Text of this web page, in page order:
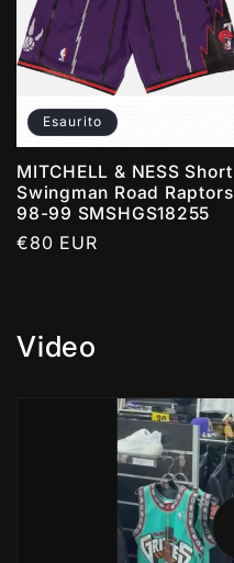
Esaurito
MITCHELL & NESS Short
Swingman Road Raptors
98-99 SMSHGS18255
Prezzo
€80 EUR
Video